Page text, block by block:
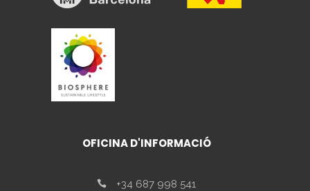
OFICINA D'INFORMACIÓ
+34 687 998 541